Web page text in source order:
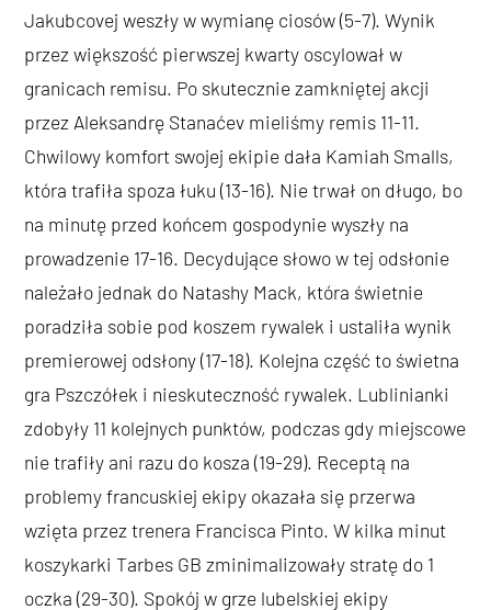
Jakubcovej weszły w wymianę ciosów (5-7). Wynik
przez większość pierwszej kwarty oscylował w
granicach remisu. Po skutecznie zamkniętej akcji
przez Aleksandrę Stanaćev mieliśmy remis 11-11.
Chwilowy komfort swojej ekipie dała Kamiah Smalls,
która trafiła spoza łuku (13-16). Nie trwał on długo, bo
na minutę przed końcem gospodynie wyszły na
prowadzenie 17-16. Decydujące słowo w tej odsłonie
należało jednak do Natashy Mack, która świetnie
poradziła sobie pod koszem rywalek i ustaliła wynik
premierowej odsłony (17-18). Kolejna część to świetna
gra Pszczółek i nieskuteczność rywalek. Lublinianki
zdobyły 11 kolejnych punktów, podczas gdy miejscowe
nie trafiły ani razu do kosza (19-29). Receptą na
problemy francuskiej ekipy okazała się przerwa
wzięta przez trenera Francisca Pinto. W kilka minut
koszykarki Tarbes GB zminimalizowały stratę do 1
oczka (29-30). Spokój w grze lubelskiej ekipy